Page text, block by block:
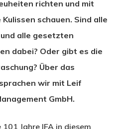
richten und mit
schauen. Sind alle
alle gesetzten
dabei? Oder gibt es die
Über das
wir mit Leif
GmbH.
Jahre IFA in diesem